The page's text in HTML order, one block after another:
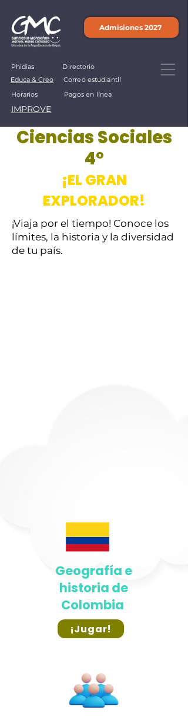
Admisiones 2027
Phidias
Educa & Creo
Horarios
Directorio
Correo estudiantil
Pagos en línea
IMPROVE
Ciencias Sociales
4°
¡EL GRAN
EXPLORADOR!
¡Viaja por el tiempo! Conoce los
límites, la historia y la diversidad
de tu país.
Geografía e
historia de
Colombia
¡Jugar!